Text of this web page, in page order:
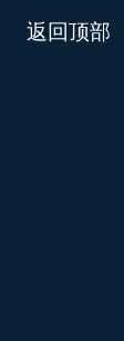
返回顶部